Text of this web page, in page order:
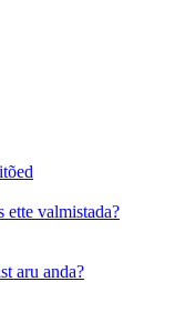
ette valmistada?
aru anda?